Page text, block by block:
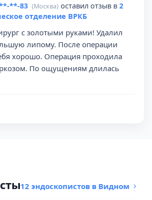
**-83 (Москва) оставил отзыв в 2
отделение ВРКБ
с золотыми руками! Удалил
липому. После операции
хорошо. Операция проходила
По ощущениям длилась
12 эндоскопистов в Видном